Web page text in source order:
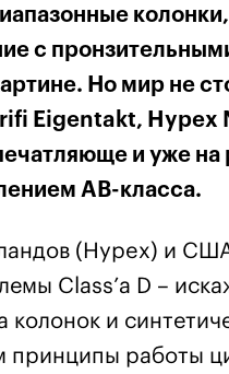
с
Но мир не
Eigentakt, Hypex
и уже
AB-класса.
(Hypex) и
Class’а D –
и
принципы работы